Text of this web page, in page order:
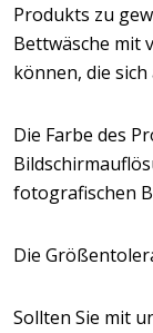
Produkts zu
Bettwäsche mit
können, die
Die Farbe des
fotografischen
Die
Sollten Sie mit